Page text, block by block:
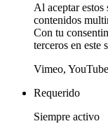
Al aceptar estos
contenidos
Con tu
terceros en este
Vimeo, YouTube
Requerido
Siempre activo